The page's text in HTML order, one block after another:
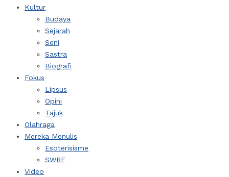
Kultur
Budaya
Sejarah
Seni
Sastra
Biografi
Fokus
Lipsus
Opini
Tajuk
Olahraga
Mereka Menulis
Esoterisisme
SWRF
Video